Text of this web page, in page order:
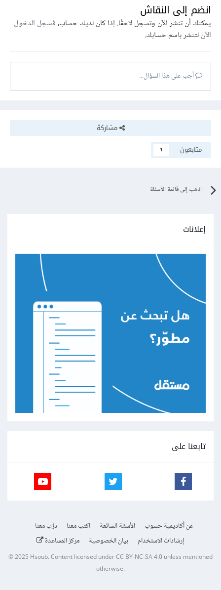
انضم إلى النقاش
يمكنك أن تنشر الآن وتسجل لاحقًا. إذا كان لديك حساب،فسجل الدخول
الآنلتنشر باسم حسابك.
أجب على هذا السؤال...
مشاركة
متابعون
1
اذهب إلى قائمة الأسئلة
إعلانات
تابعنا على
عن أكاديمية حسوب الأسئلة الشائعة اكتب معنا
درّب معنا
إرشادات الاستخدام
بيان الخصوصية مركز المساعدة
© 2025Hsoub.Content licensed underCC BY-NC-SA 4.0unless mentioned
otherwise.